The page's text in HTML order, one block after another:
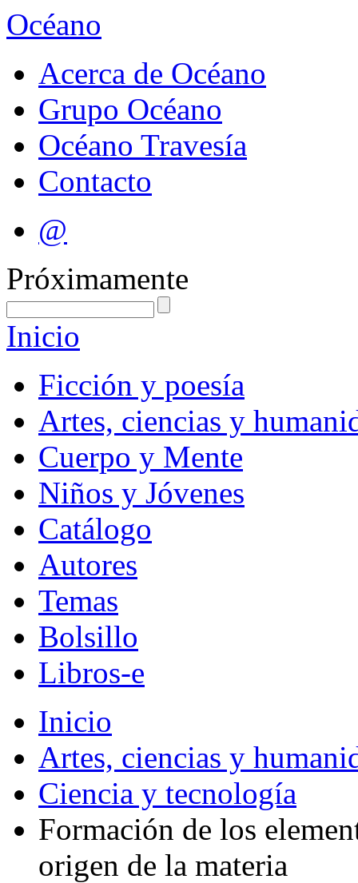
Océano
Acerca de Océano
Grupo Océano
Océano Travesía
Contacto
@
Próximamente
Inicio
Ficción y poesía
Artes, ciencias y
Cuerpo y Mente
Niños y Jóvenes
Catálogo
Autores
Temas
Bolsillo
Libros-e
Inicio
Artes, ciencias y
Ciencia y tecnología
Formación de los
origen de la materia